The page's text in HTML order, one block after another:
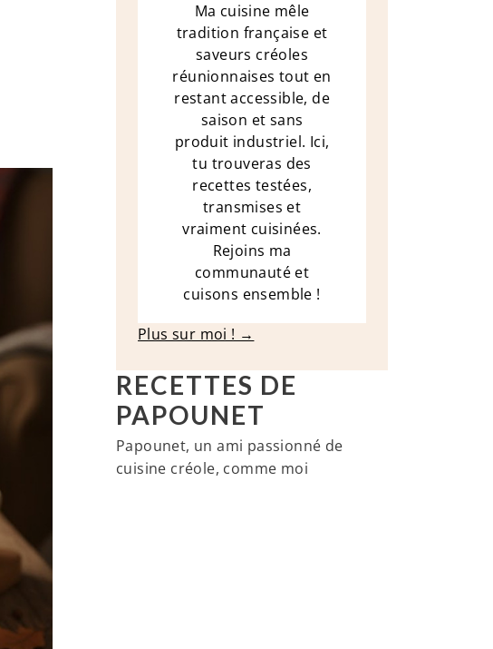
Ma cuisine mêle
tradition française et
saveurs créoles
réunionnaises tout en
restant accessible, de
saison et sans
produit industriel. Ici,
tu trouveras des
recettes testées,
transmises et
vraiment cuisinées.
Rejoins ma
communauté et
cuisons ensemble !
Plus sur moi ! →
RECETTES DE
PAPOUNET
Papounet, un ami passionné de
cuisine créole, comme moi